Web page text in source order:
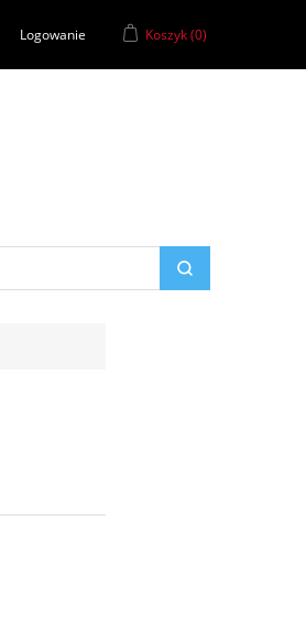
Logowanie Koszyk(0)